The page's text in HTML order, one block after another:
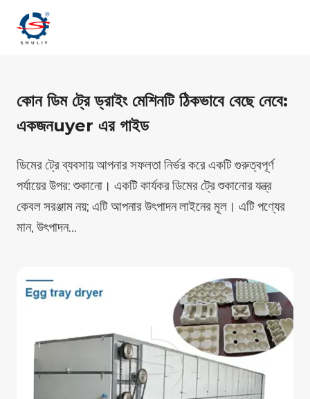
কোন ডিম ট্রে ড্রাইং মেশিনটি ঠিকভাবে বেছে নেবে:
একজনuyer এর গাইড
ডিমের ট্রে ব্যবসায় আপনার সফলতা নির্ভর করে একটি গুরুত্বপূর্ণ
পর্যায়ের উপর: শুকানো। একটি কার্যকর ডিমের ট্রে শুকানোর যন্ত্র
কেবল সরঞ্জাম নয়; এটি আপনার উৎপাদন লাইনের মূল। এটি পণ্যের
মান, উৎপাদন...